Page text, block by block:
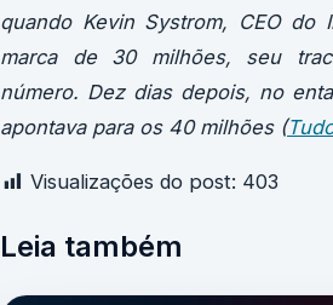
quando Kevin Systrom, CEO do
marca de 30 milhões, seu
número. Dez dias depois, no
apontava para os 40 milhões (
Visualizações do post: 403
Leia também